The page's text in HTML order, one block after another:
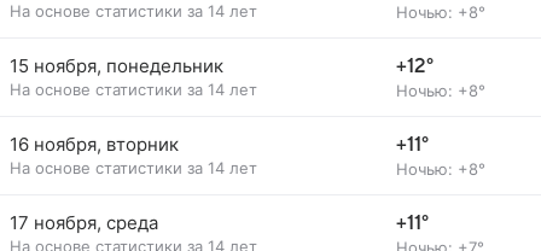
На основе статистики за 14 лет Ночью: +8°
15 ноября, понедельник
На основе статистики за 14 лет
+12°
Ночью: +8°
16 ноября, вторник
На основе статистики за 14 лет
+11°
Ночью: +8°
17 ноября, среда
На основе статистики за 14 лет
+11°